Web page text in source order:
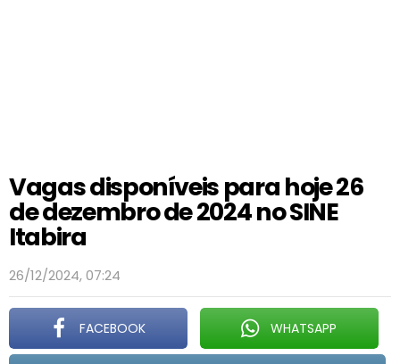
Vagas disponíveis para hoje 26
de dezembro de 2024 no SINE
Itabira
26/12/2024, 07:24
FACEBOOK WHATSAPP